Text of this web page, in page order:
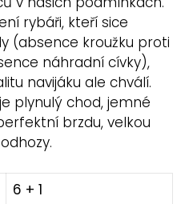
rybáři, kteří sice
(absence kroužku proti
náhradní cívky),
navijáku ale chválí.
plynulý chod, jemné
brzdu, velkou
6 + 1